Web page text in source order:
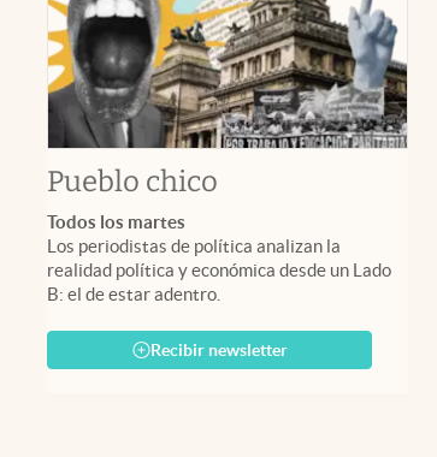
Pueblo chico
Todos los martes
Los periodistas de política analizan la
realidad política y económica desde un Lado
B: el de estar adentro.
Recibir newsletter